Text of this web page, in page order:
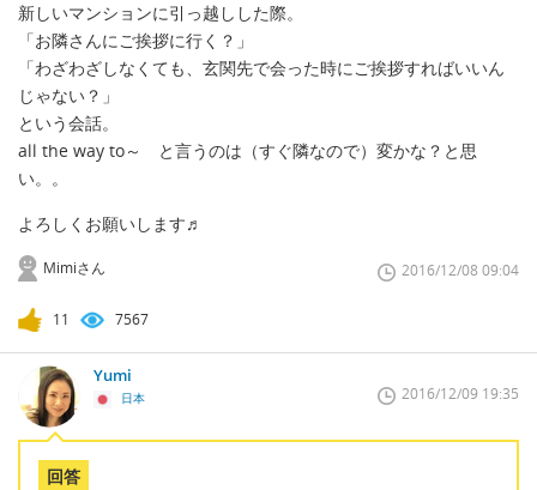
新しいマンションに引っ越しした際。
「お隣さんにご挨拶に行く？」
「わざわざしなくても、玄関先で会った時にご挨拶すればいいん
じゃない？」
という会話。
all the way to～ と言うのは（すぐ隣なので）変かな？と思
い。。
よろしくお願いします♬
Mimiさん 2016/12/08 09:04
11 7567
Yumi
日本 2016/12/09 19:35
回答